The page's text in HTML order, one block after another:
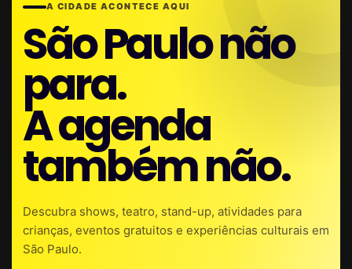
A CIDADE ACONTECE AQUI
São Paulo não
para.
A agenda
também não.
Descubra shows, teatro, stand-up, atividades para
crianças, eventos gratuitos e experiências culturais em
São Paulo.